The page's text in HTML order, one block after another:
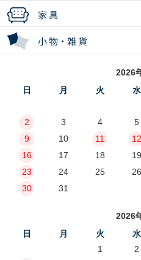
2026
日
月 火 水
2
3 4 5
9
10 11 12
16
17 18 19
23
24 25 26
30
31
2026
日
月 火 水
1
2